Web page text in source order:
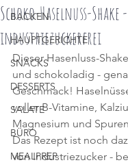
BACKEN
HAUPTGERICHTE
SNACKS
DESSERTS
SALATE
BÜRO
MEALPREP
Schoko-Haselnuss-Shake -
industriezuckerfrei
Dieser Hasenluss-
und schokoladig -
Geschmack!
voller B-Vitamine,
Magnesium und
Das Rezept ist noch
von Industriezucker -